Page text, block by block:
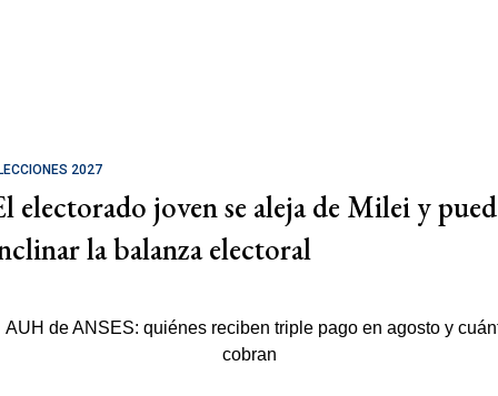
2027
electorado joven se aleja de Milei y
la balanza electoral